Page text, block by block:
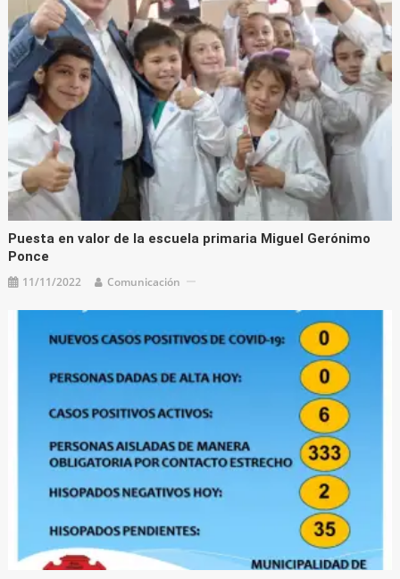
Puesta en valor de la escuela primaria Miguel Gerónimo
Ponce
11/11/2022 Comunicación